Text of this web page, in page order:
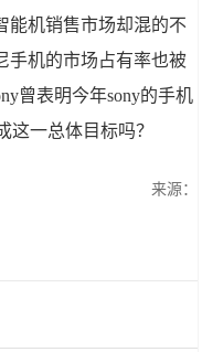
能机销售市场却混的不
手机的市场占有率也被
曾表明今年sony的手机
这一总体目标吗？
来源：